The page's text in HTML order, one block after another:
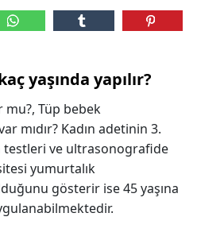
yaşında yapılır?
mu?, Tüp bebek
mıdır? Kadın adetinin 3.
testleri ve ultrasonografide
yumurtalık
gösterir ise 45 yaşına